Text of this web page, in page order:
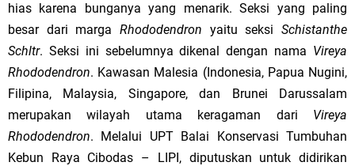
hias karena bunganya yang menarik. Seksi yang paling
besar dari marga Rhododendron yaitu seksi Schistanthe
Schltr. Seksi ini sebelumnya dikenal dengan nama Vireya
Rhododendron. Kawasan Malesia (Indonesia, Papua Nugini,
Filipina, Malaysia, Singapore, dan Brunei Darussalam
merupakan wilayah utama keragaman dari Vireya
Rhododendron. Melalui UPT Balai Konservasi Tumbuhan
Kebun Raya Cibodas – LIPI, diputuskan untuk didirikan